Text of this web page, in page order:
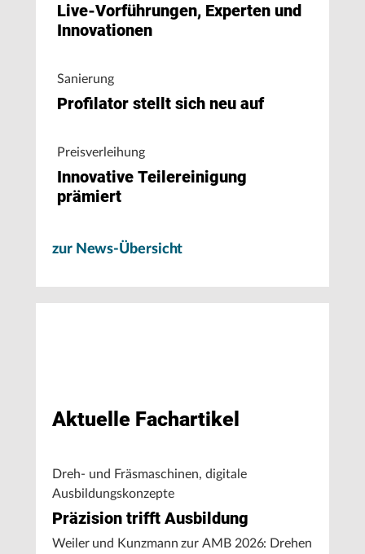
Live-Vorführungen, Experten und
Innovationen
Sanierung
Profilator stellt sich neu auf
Preisverleihung
Innovative Teilereinigung
prämiert
zur News-Übersicht
Aktuelle Fachartikel
Dreh- und Fräsmaschinen, digitale
Ausbildungskonzepte
Präzision trifft Ausbildung
Weiler und Kunzmann zur AMB 2026: Drehen